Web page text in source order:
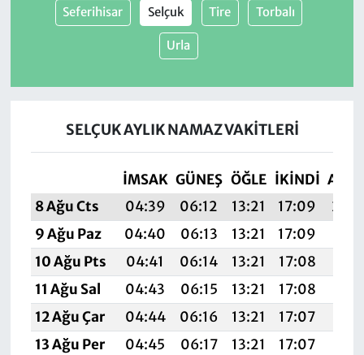
Seferihisar Selçuk Tire Torbalı
Urla
SELÇUK AYLIK NAMAZ VAKITLERI
İMSAK GÜNEŞ ÖĞLE İKINDI
8 Ağu Cts
04:39 06:12 13:21 17:09
9 Ağu Paz
04:40 06:13 13:21 17:09
10 Ağu Pts
04:41 06:14 13:21 17:08
11 Ağu Sal
04:43 06:15 13:21 17:08
12 Ağu Çar
04:44 06:16 13:21 17:07
13 Ağu Per
04:45 06:17 13:21 17:07